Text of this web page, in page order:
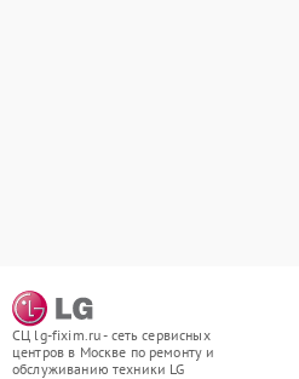
СЦ lg-fixim.ru - сеть сервисных
центров в Москве по ремонту и
обслуживанию техники LG